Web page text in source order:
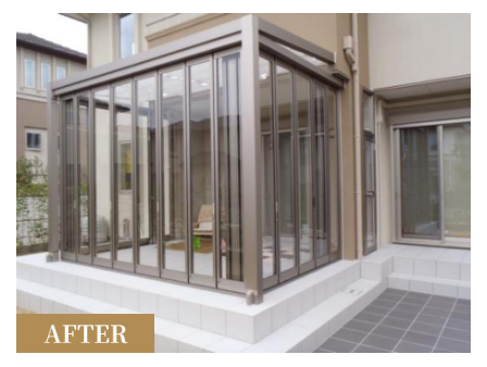
選ばれる理由
施工事例
ショールーム案内
会社概要